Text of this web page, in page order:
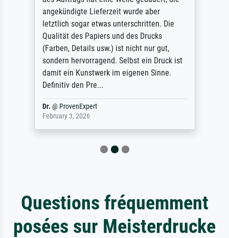
angekündigte Lieferzeit wurde aber
letztlich sogar etwas unterschritten. Die
Qualität des Papiers und des Drucks
(Farben, Details usw.) ist nicht nur gut,
sondern hervorragend. Selbst ein Druck ist
damit ein Kunstwerk im eigenen Sinne.
Definitiv den Pre...
Dr. @ ProvenExpert
February 3, 2026
Questions fréquemment
posées sur Meisterdrucke